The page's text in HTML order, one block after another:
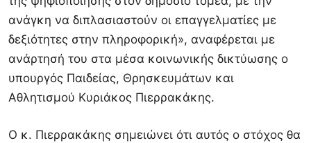
ανάγκη να διπλασιαστούν οι επαγγελματίες με
δεξιότητες στην πληροφορική», αναφέρεται με
ανάρτησή του στα μέσα κοινωνικής δικτύωσης ο
υπουργός Παιδείας, Θρησκευμάτων και
Αθλητισμού Κυριάκος Πιερρακάκης.
Ο κ. Πιερρακάκης σημειώνει ότι αυτός ο στόχος θα